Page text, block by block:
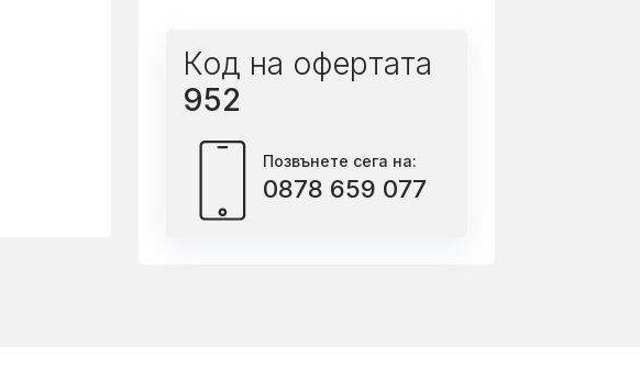
Код на офертата
952
Позвънете сега на:
0878 659 077